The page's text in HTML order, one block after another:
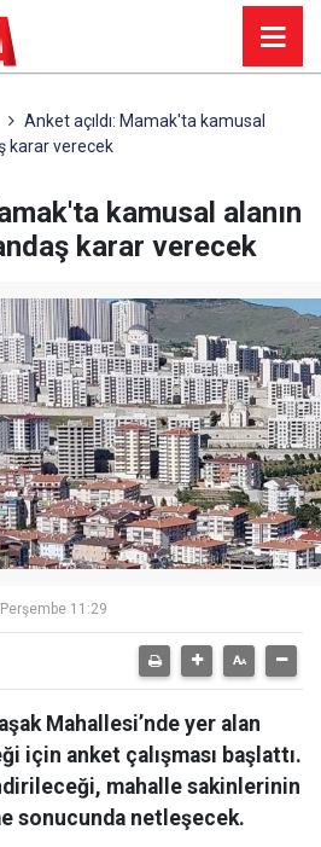
Anket açıldı: Mamak'ta kamusal
karar verecek
kamusal alanın
karar verecek
11:29
Mahallesi’nde yer alan
için anket çalışması başlattı.
mahalle sakinlerinin
sonucunda netleşecek.